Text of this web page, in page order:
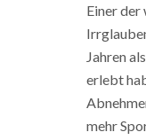
Einer
Jahren
erlebt
mehr